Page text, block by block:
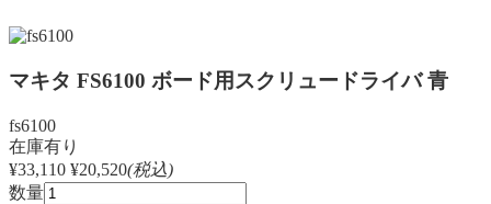
マキタ FS6100 ボード用スクリュードライバ 青
fs6100
在庫有り
¥33,110 ¥20,520(税込)
数量